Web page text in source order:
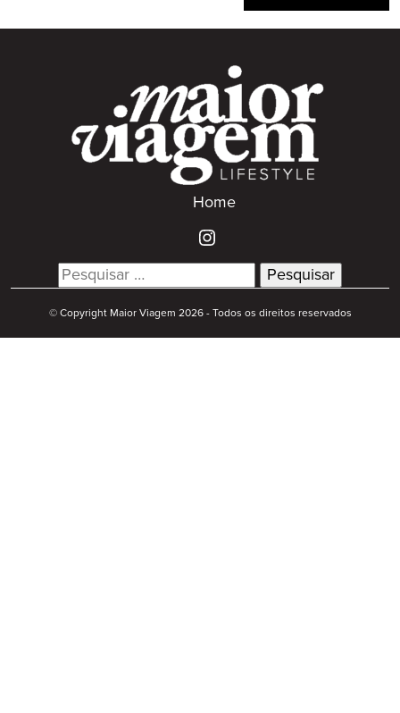
Home
Search
for:
© Copyright Maior Viagem 2026 - Todos os direitos reservados